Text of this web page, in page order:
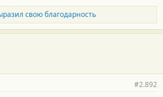
свою благодарность
#2.892